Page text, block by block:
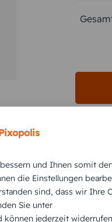
und Ihnen somit
die Einstellungen
sind, dass wir Ihre
Sie unter
jederzeit